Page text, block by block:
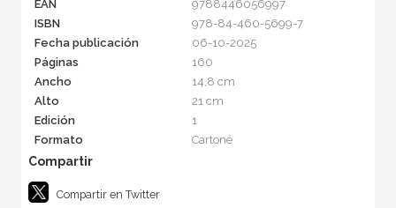
EAN
9788446056997
ISBN
978-84-460-5699-7
Fecha publicación
06-10-2025
Páginas
160
Ancho
14,8 cm
Alto
21 cm
Edición
1
Formato
Cartoné
Compartir en Twitter